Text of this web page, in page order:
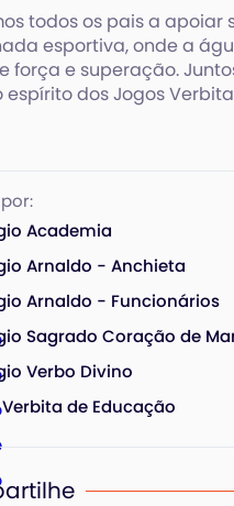
todos os pais a apoiar
esportiva, onde a
força e superação.
dos Jogos
Academia
Arnaldo - Anchieta
Arnaldo - Funcionários
Sagrado Coração de
Verbo Divino
Verbita de Educação